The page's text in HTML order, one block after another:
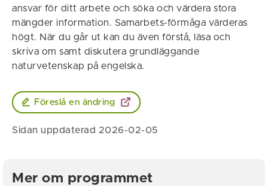
ansvar för ditt arbete och söka och värdera stora
mängder information. Samarbets-förmåga värderas
högt. När du går ut kan du även förstå, läsa och
skriva om samt diskutera grundläggande
naturvetenskap på engelska.
Föreslå en ändring
Sidan uppdaterad 2026-02-05
Mer om programmet